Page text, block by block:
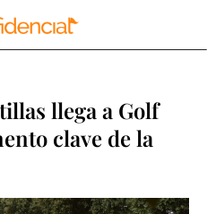
llega a Golf
clave de la